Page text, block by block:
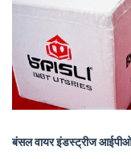
बंसल वायर इंडस्ट्रीजआईपीओ